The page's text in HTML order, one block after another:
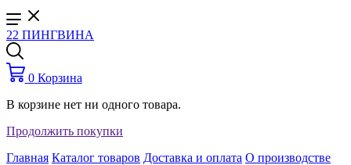
22 ПИНГВИНА
0 Корзина
В корзине нет ни одного товара.
Продолжить покупки
Главная Каталог товаров Доставка и оплата О производстве